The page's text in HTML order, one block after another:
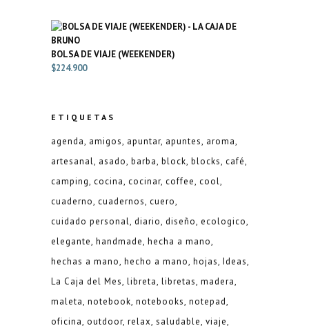
BOLSA DE VIAJE (WEEKENDER)
$224.900
ETIQUETAS
agenda amigos apuntar apuntes aroma
artesanal asado barba block blocks café
camping cocina cocinar coffee cool
cuaderno cuadernos cuero
cuidado personal diario diseño ecologico
elegante handmade hecha a mano
hechas a mano hecho a mano hojas Ideas
La Caja del Mes libreta libretas madera
maleta notebook notebooks notepad
oficina outdoor relax saludable viaje